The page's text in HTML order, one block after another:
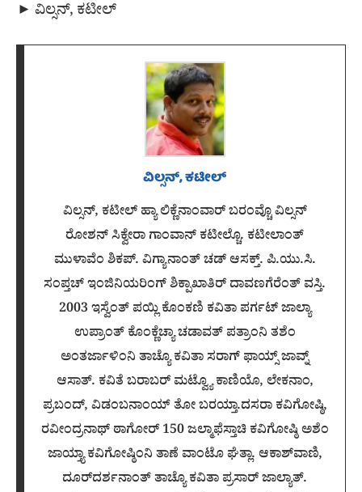
► ವಿಲ್ಸನ್, ಕಟೀಲ್
ವಿಲ್ಸನ್, ಕಟೀಲ್
ವಿಲ್ಸನ್, ಕಟೀಲ್ ಹ್ಯಾ ಲಿಕ್ಣೆನಾಂವಾರ್ ಬರಂವ್ಚೊ ವಿಲ್ಸನ್
ರೋಶನ್ ಸಿಕ್ವೇರಾ ಗಾಂವಾನ್ ಕಟೀಲ್ಚೊ. ಕಟೀಲಾಂತ್
ಮುಳಾವೆಂ ಶಿಕಪ್. ವಿಗ್ಯಾನಾಂತ್ ಚಡ್ ಆಸಕ್ತ್. ಪಿ.ಯು.ಸಿ.
ಸಂಪ್ತಚ್ ಇಂಜಿನಿಯರಿಂಗ್ ಶಿಕ್ಪಾಖಾತಿರ್ ದಾವಣಗೆರೆಂತ್ ವಸ್ತಿ.
2003 ಇಸ್ವೆಂತ್ ಪಯ್ಲಿ ಕೊಂಕಣಿ ಕವಿತಾ ಪರ್ಗಟ್ ಜಾಲ್ಯಾ
ಉಪ್ರಾಂತ್ ಕೊಂಕ್ಣೆಚ್ಯಾ ಚಡಾವತ್ ಪತ್ರಾಂನಿ ತಶೆಂ
ಅಂತರ್ಜಾಳಿಂನಿ ತಾಚ್ಯೊ ಕವಿತಾ ಸರಾಗ್ ಫಾಯ್ಸ್ ಜಾವ್ನ್
ಆಸಾತ್. ಕವಿತೆ ಬರಾಬರ್ ಮಟ್ವ್ಯೊ ಕಾಣಿಯೊ, ಲೇಕನಾಂ,
ಪ್ರಬಂದ್, ವಿಡಂಬನಾಂಯ್ ತೋ ಬರಯ್ತಾ.ದಸರಾ ಕವಿಗೋಷ್ಠಿ,
ರವೀಂದ್ರನಾಥ್ ಠಾಗೋರ್ 150 ಜಲ್ಮಾಫೆಸ್ತಾಚಿ ಕವಿಗೋಷ್ಠಿ ಅಶೆಂ
ಜಾಯ್ತ್ಯಾ ಕವಿಗೋಷ್ಠಿಂನಿ ತಾಣೆ ವಾಂಟೊ ಘೆತ್ಲಾ. ಆಕಾಶ್‌ವಾಣಿ,
ದೂರ್‌ದರ್ಶನಾಂತ್ ತಾಚ್ಯೊ ಕವಿತಾ ಪ್ರಸಾರ್ ಜಾಲ್ಯಾತ್.